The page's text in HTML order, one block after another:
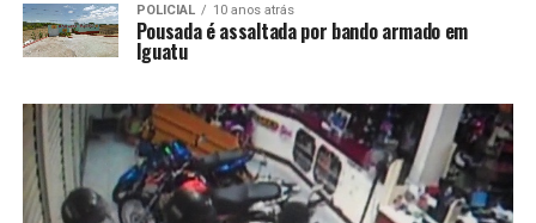
POLICIAL 10 anos atrás
Pousada é assaltada por bando armado em
Iguatu